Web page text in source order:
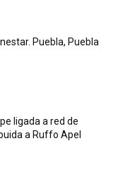
Puebla, Puebla
ligada a red de
a Ruffo Apel